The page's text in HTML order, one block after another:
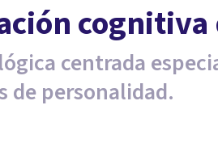
cognitiva
centrada
de personalidad.